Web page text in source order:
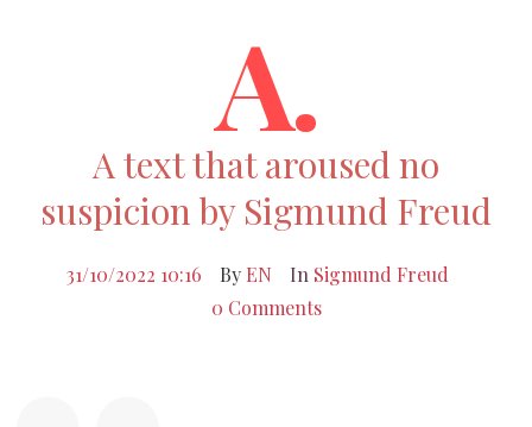
A.
A text that aroused no
suspicion by Sigmund Freud
31/10/2022 10:16 By EN In Sigmund Freud
0 Comments